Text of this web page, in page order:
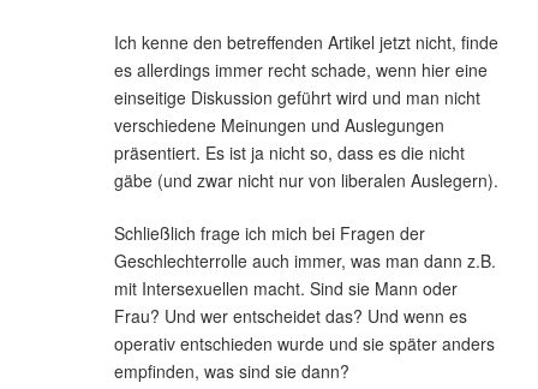
Ich kenne den betreffenden Artikel jetzt nicht, finde
es allerdings immer recht schade, wenn hier eine
einseitige Diskussion geführt wird und man nicht
verschiedene Meinungen und Auslegungen
präsentiert. Es ist ja nicht so, dass es die nicht
gäbe (und zwar nicht nur von liberalen Auslegern).
Schließlich frage ich mich bei Fragen der
Geschlechterrolle auch immer, was man dann z.B.
mit Intersexuellen macht. Sind sie Mann oder
Frau? Und wer entscheidet das? Und wenn es
operativ entschieden wurde und sie später anders
empfinden, was sind sie dann?